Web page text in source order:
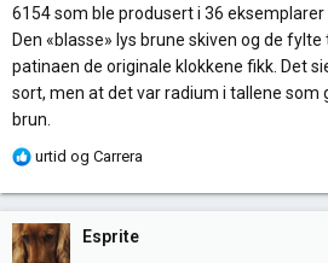
6154 som ble produsert i 36
Den «blasse» lys brune skiven og de
patinaen de originale klokkene fikk. Det
sort, men at det var radium i tallene som
brun.
R
k
s
urtid og Carrera
Esprite